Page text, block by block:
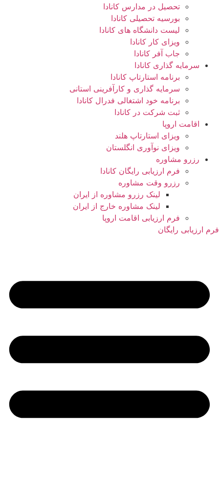
تحصیل در مدارس کانادا
بورسیه تحصیلی کانادا
لیست دانشگاه های کانادا
ویزای کار کانادا
جاب آفر کانادا
سرمایه گذاری کانادا
برنامه استارتاپ کانادا
سرمایه گذاری و کارآفرینی استانی
برنامه خود اشتغالی فدرال کانادا
ثبت شرکت در کانادا
اقامت اروپا
ویزای استارتاپ هلند
ویزای نوآوری انگلستان
رزرو مشاوره
فرم ارزیابی رایگان کانادا
رزرو وقت مشاوره
لینک رزرو مشاوره از ایران
لینک مشاوره خارج از ایران
فرم ارزیابی اقامت اروپا
فرم ارزیابی رایگان